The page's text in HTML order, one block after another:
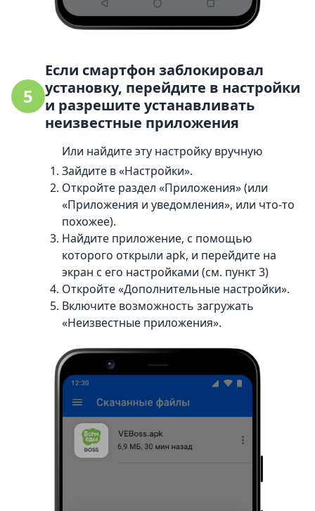
5
Если смартфон заблокировал
установку, перейдите в настройки
и разрешите устанавливать
неизвестные приложения
Или найдите эту настройку вручную
Зайдите в «Настройки».
Откройте раздел «Приложения» (или
«Приложения и уведомления», или что-то
похожее).
Найдите приложение, с помощью
которого открыли apk, и перейдите на
экран с его настройками (см. пункт 3)
Откройте «Дополнительные настройки».
Включите возможность загружать
«Неизвестные приложения».